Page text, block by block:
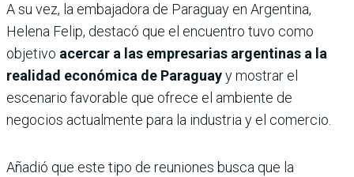
A su vez, la embajadora de Paraguay en Argentina,
Helena Felip, destacó que el encuentro tuvo como
objetivo acercar a las empresarias argentinas a la
realidad económica de Paraguayy mostrar el
escenario favorable que ofrece el ambiente de
negocios actualmente para la industria y el comercio.
Añadió que este tipo de reuniones busca que la